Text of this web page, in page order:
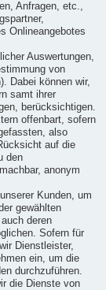
Anfragen, etc.,
Onlineangebotes
Auswertungen,
von
Dabei können wir,
samt ihrer
berücksichtigen.
offenbart, sofern
also
auf die
den
anonym
Kunden, um
gewählten
deren
Sofern für
Dienstleister,
ein, um die
durchzuführen.
die Dienste von